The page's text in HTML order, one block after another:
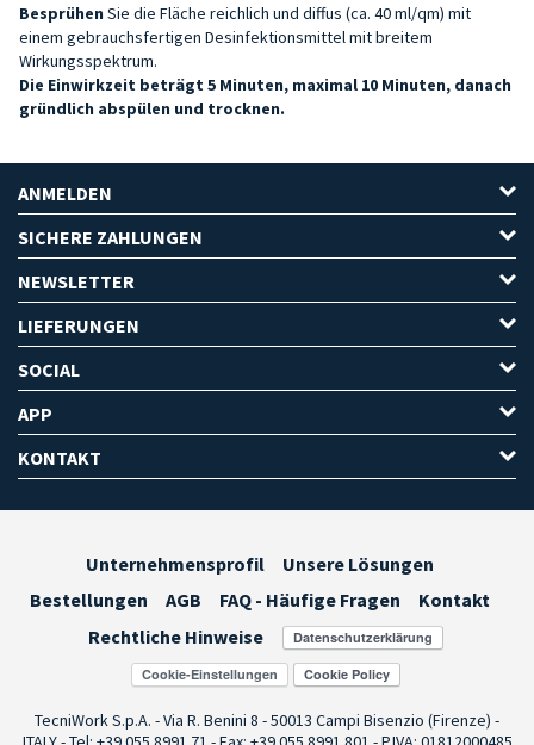
Besprühen Sie die Fläche reichlich und diffus (ca. 40 ml/qm) mit
einem gebrauchsfertigen Desinfektionsmittel mit breitem
Wirkungsspektrum.
Die Einwirkzeit beträgt 5 Minuten, maximal 10 Minuten, danach
gründlich abspülen und trocknen.
ANMELDEN
SICHERE ZAHLUNGEN
NEWSLETTER
LIEFERUNGEN
SOCIAL
APP
KONTAKT
Unternehmensprofil
Unsere Lösungen
Bestellungen
AGB FAQ - Häufige Fragen
Kontakt
Rechtliche Hinweise
Cookie-Einstellungen
TecniWork S.p.A. - Via R. Benini 8 - 50013 Campi Bisenzio (Firenze) -